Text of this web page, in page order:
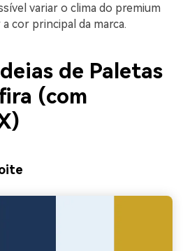
variar o clima do premium
cor principal da marca.
de Paletas
(com